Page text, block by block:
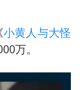
世界第1特鲁姆普斯诺克中国赛一轮游
上邀请引热议
小黄人与大怪
万​​​。